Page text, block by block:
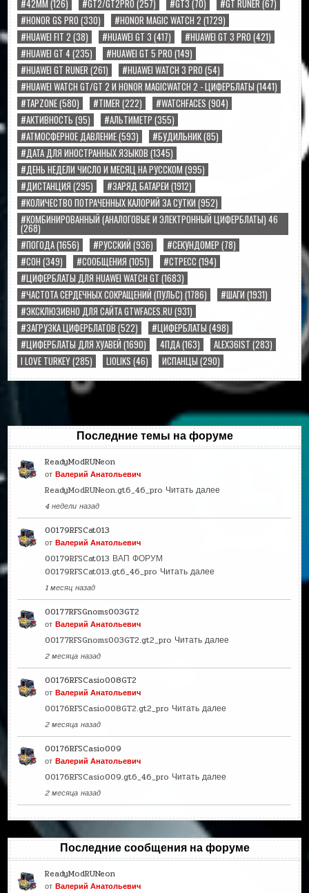
#42MM (126) #GT2/GT2PRO (257) #GT3 (70) #GT RUNER (67)
#HONOR GS PRO (330) #HONOR MAGIC WATCH 2 (1729)
#HUAWEI FIT 2 (38) #HUAWEI GT 3 (417) #HUAWEI GT 3 PRO (421)
#HUAWEI GT 4(235) #HUAWEI GT 5 PRO (149)
#HUAWEI GT RUNER (261) #HUAWEI WATCH 3 PRO (54)
#HUAWEI WATCH GT/GT 2 И HONOR MAGICWATCH 2 - ЦИФЕРБЛАТЫ (1441)
#TAPZONE(580) #TIMER (222) #WATCHFACES (904)
#АКТИВНОСТЬ (95) #АЛЬТИМЕТР (355)
#АТМОСФЕРНОЕ ДАВЛЕНИЕ(593) #БУДИЛЬНИК(85)
#ДАТА ДЛЯ ИНОСТРАННЫХ ЯЗЫКОВ (1345)
#ДЕНЬ НЕДЕЛИ ЧИСЛО И МЕСЯЦ НА РУССКОМ (995)
#ДИСТАНЦИЯ (295) #ЗАРЯД БАТАРЕИ (1912)
#КОЛИЧЕСТВО ПОТРАЧЕННЫХ КАЛОРИЙ ЗА СУТКИ (952)
#КОМБИНИРОВАННЫЙ (АНАЛОГОВЫЕ И ЭЛЕКТРОННЫЙ ЦИФЕРБЛАТЫ) 46
(268)
#ПОГОДА(1656) #РУССКИЙ (936) #СЕКУНДОМЕР (78)
#СОН (349) #СООБЩЕНИЯ (1051) #СТРЕСС (194)
#ЦИФЕРБЛАТЫ ДЛЯ HUAWEI WATCH GT (1683)
#ЧАСТОТА СЕРДЕЧНЫХ СОКРАЩЕНИЙ (ПУЛЬС) (1786) #ШАГИ (1931)
#ЭКСКЛЮЗИВНО ДЛЯ САЙТА GTWFACES.RU (931)
#ЗАГРУЗКА ЦИФЕРБЛАТОВ (522) #ЦИФЕРБЛАТЫ (498)
#ЦИФЕРБЛАТЫ ДЛЯ ХУАВЕЙ (1690) 4ПДА(163) ALEX36IST (283)
I LOVE TURKEY(285) LIOLIKS (46) ИСПАНЦЫ (290)
Последние темы на форуме
ReadyModRUNeon
отВалерий Анатольевич
ReadyModRUNeon.gt6_46_pro Читать далее
4 недели назад
00179RFSCat013
отВалерий Анатольевич
00179RFSCat013 ВАП ФОРУМ
00179RFSCat013.gt6_46_pro Читать далее
1 месяц назад
00177RFSGnoms003GT2
отВалерий Анатольевич
00177RFSGnoms003GT2.gt2_pro Читать далее
2 месяца назад
00176RFSCasio008GT2
отВалерий Анатольевич
00176RFSCasio008GT2.gt2_pro Читать далее
2 месяца назад
00176RFSCasio009
отВалерий Анатольевич
00176RFSCasio009.gt6_46_pro Читать далее
2 месяца назад
Последние сообщения на форуме
ReadyModRUNeon
отВалерий Анатольевич